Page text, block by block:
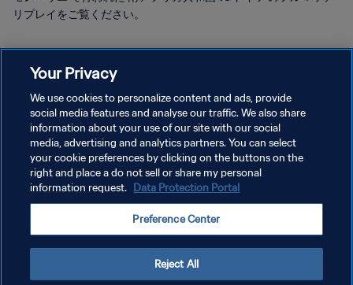
リプレイをご覧ください。
プライバシーポリシー
サービス利用規約
クッキー設定の管理
Copyright © 1994 - 2026 FIFA. All rights reserved.
Your Privacy
We use cookies to personalize content and ads, provide
social media features and analyse our traffic. We also share
information about your use of our site with our social
media, advertising and analytics partners. You can select
your cookie preferences by clicking on the buttons on the
right and place a do not sell or share my personal
information request. Data Protection Portal
Preference Center
Reject All